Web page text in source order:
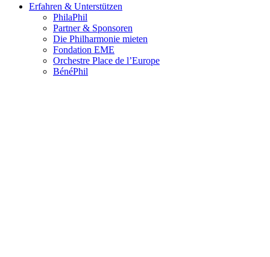
Erfahren & Unterstützen
PhilaPhil
Partner & Sponsoren
Die Philharmonie mieten
Fondation EME
Orchestre Place de l’Europe
BénéPhil